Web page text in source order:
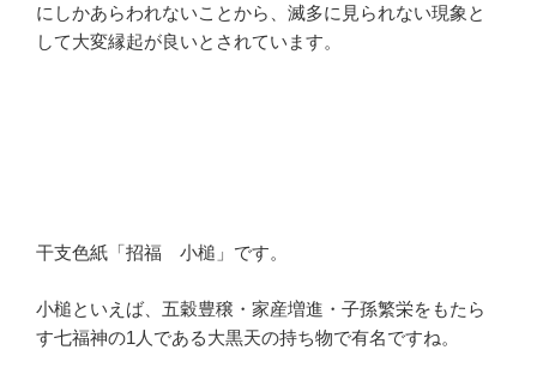
にしかあらわれないことから、滅多に見られない現象と
して大変縁起が良いとされています。
干支色紙「招福 小槌」です。
小槌といえば、五穀豊穣・家産増進・子孫繁栄をもたら
す七福神の1人である大黒天の持ち物で有名ですね。